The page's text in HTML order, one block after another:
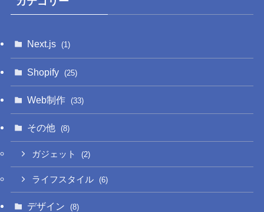
Next.js (1)
Shopify (25)
Web制作 (33)
その他 (8)
ガジェット (2)
ライフスタイル (6)
デザイン (8)